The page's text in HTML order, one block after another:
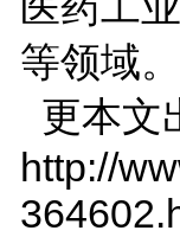
等领域。
更本文
http://